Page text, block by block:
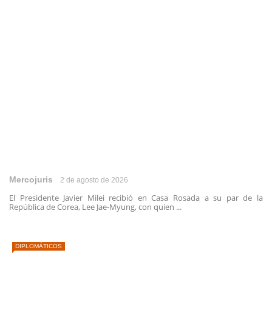
Mercojuris 2 de agosto de 2026
El Presidente Javier Milei recibió en Casa Rosada a su par de la
República de Corea, Lee Jae-Myung, con quien ...
DIPLOMÁTICOS